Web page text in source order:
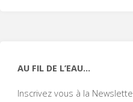
AU FIL DE L’EAU…
Inscrivez vous à la